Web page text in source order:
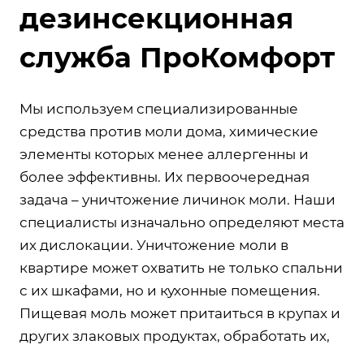
дезинсекционная
служба ПроКомфорт
Мы используем специализированные
средства против моли дома, химические
элементы которых менее аллергенны и
более эффективны. Их первоочередная
задача – уничтожение личинок моли. Наши
специалисты изначально определяют места
их дислокации. Уничтожение моли в
квартире может охватить не только спальни
с их шкафами, но и кухонные помещения.
Пищевая моль может притаиться в крупах и
других злаковых продуктах, обработать их,